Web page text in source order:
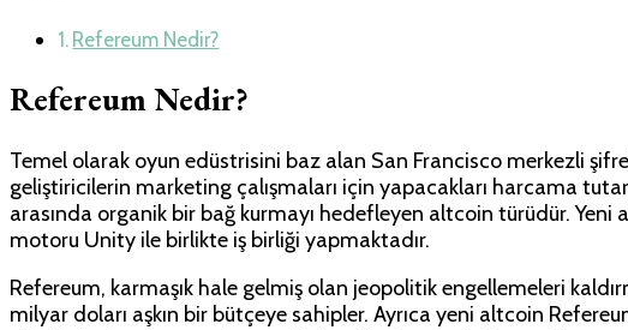
Refereum Nedir?
Refereum Nedir?
Temel olarak oyun edüstrisini baz alan San Francisco merkezli
geliştiricilerin marketing çalışmaları için yapacakları harcama
arasında organik bir bağ kurmayı hedefleyen altcoin türüdür.
motoru Unity ile birlikte iş birliği yapmaktadır.
Refereum, karmaşık hale gelmiş olan jeopolitik engellemeleri
milyar doları aşkın bir bütçeye sahipler. Ayrıca yeni altcoin